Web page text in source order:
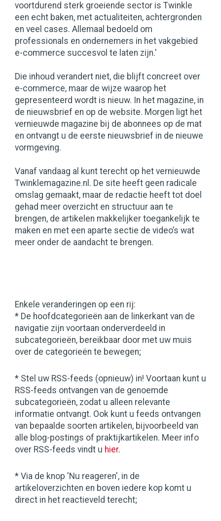
voortdurend sterk groeiende sector is Twinkle
een echt baken, met actualiteiten, achtergronden
en veel cases. Allemaal bedoeld om
professionals en ondernemers in het vakgebied
e-commerce succesvol te laten zijn.'
Die inhoud verandert niet, die blijft concreet over
e-commerce, maar de wijze waarop het
gepresenteerd wordt is nieuw. In het magazine, in
de nieuwsbrief en op de website. Morgen ligt het
vernieuwde magazine bij de abonnees op de mat
en ontvangt u de eerste nieuwsbrief in de nieuwe
vormgeving.
Vanaf vandaag al kunt terecht op het vernieuwde
Twinklemagazine.nl. De site heeft geen radicale
omslag gemaakt, maar de redactie heeft tot doel
gehad meer overzicht en structuur aan te
brengen, de artikelen makkelijker toegankelijk te
maken en met een aparte sectie de video’s wat
meer onder de aandacht te brengen.
Enkele veranderingen op een rij:
* De hoofdcategorieën aan de linkerkant van de
navigatie zijn voortaan onderverdeeld in
subcategorieën, bereikbaar door met uw muis
over de categorieën te bewegen;
* Stel uw RSS-feeds (opnieuw) in! Voortaan kunt u
RSS-feeds ontvangen van de genoemde
subcategorieën, zodat u alleen relevante
informatie ontvangt. Ook kunt u feeds ontvangen
van bepaalde soorten artikelen, bijvoorbeeld van
alle blog-postings of praktijkartikelen. Meer info
over RSS-feeds vindt u hier.
* Via de knop 'Nu reageren', in de
artikeloverzichten en boven iedere kop komt u
direct in het reactieveld terecht;